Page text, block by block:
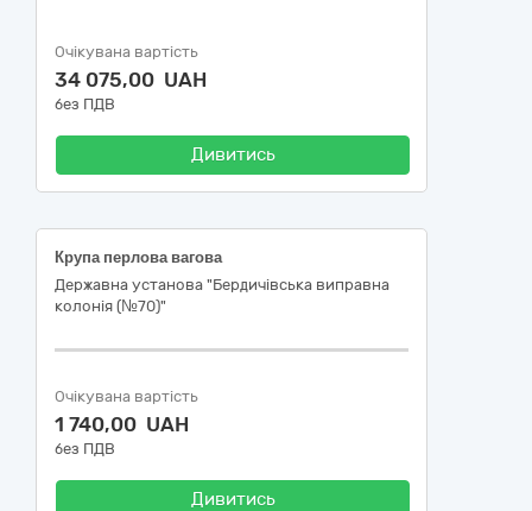
Очікувана вартість
34 075,00 UAH
без ПДВ
Дивитись
Крупа перлова вагова
Державна установа "Бердичівська виправна
колонія (№70)"
Очікувана вартість
1 740,00 UAH
без ПДВ
Дивитись